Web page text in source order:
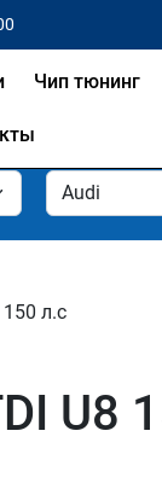
Чип тюнинг
л.с
U8